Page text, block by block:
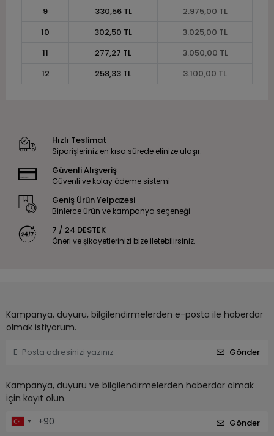
9
330,56 TL
2.975,00 TL
10
302,50 TL
3.025,00 TL
11
277,27 TL
3.050,00 TL
12
258,33 TL 3.100,00 TL
Hızlı Teslimat
Siparişleriniz en kısa sürede elinize ulaşır.
Güvenli Alışveriş
Güvenli ve kolay ödeme sistemi
Geniş Ürün Yelpazesi
Binlerce ürün ve kampanya seçeneği
7 / 24 DESTEK
Öneri ve şikayetlerinizi bize iletebilirsiniz.
Kampanya, duyuru, bilgilendirmelerden e-posta ile haberdar
olmak istiyorum.
Gönder
Kampanya, duyuru ve bilgilendirmelerden haberdar olmak
için kayıt olun.
Gönder